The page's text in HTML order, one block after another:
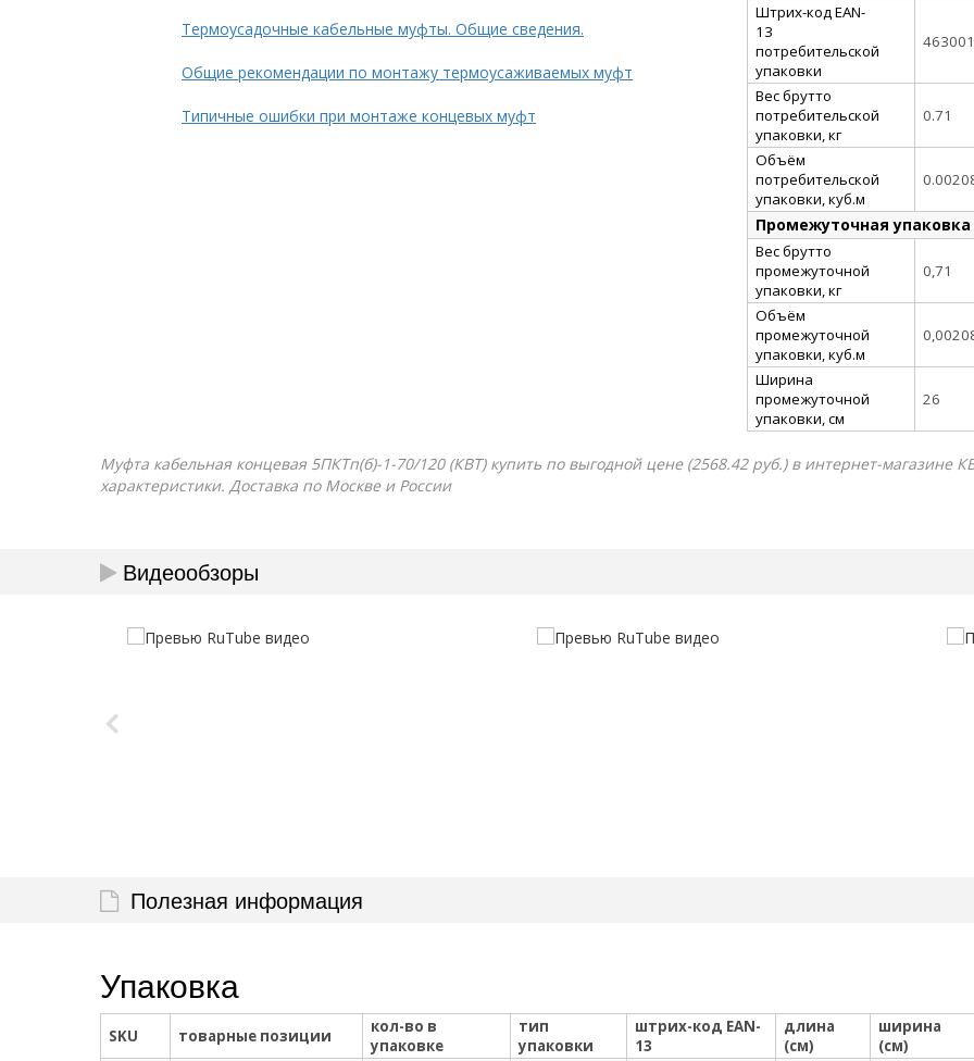
Термоусадочные кабельные муфты. Общие сведения.
Общие рекомендации по монтажу термоусаживаемых муфт
Типичные ошибки при монтаже концевых муфт
Штрих-код EAN-
13
потребительской
упаковки
Вес брутто
потребительской
упаковки, кг
0.71
Объём
потребительской
упаковки, куб.м
Промежуточная упаковка
Вес брутто
промежуточной
упаковки, кг
0,71
Объём
промежуточной
упаковки, куб.м
Ширина
промежуточной
упаковки, см
26
Муфта кабельная концевая 5ПКТп(б)-1-70/120 (КВТ) купить по выгодной цене (2568.42 руб.) в интернет-магазине
характеристики. Доставка по Москве и России
Видеообзоры
Полезная информация
Упаковка
SKU товарные позиции
кол-во в
упаковке
тип
упаковки
штрих-код EAN-
13
длина
(см)
ширина
(см)